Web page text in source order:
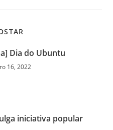
Dia do Ubuntu
16, 2022
iniciativa popular